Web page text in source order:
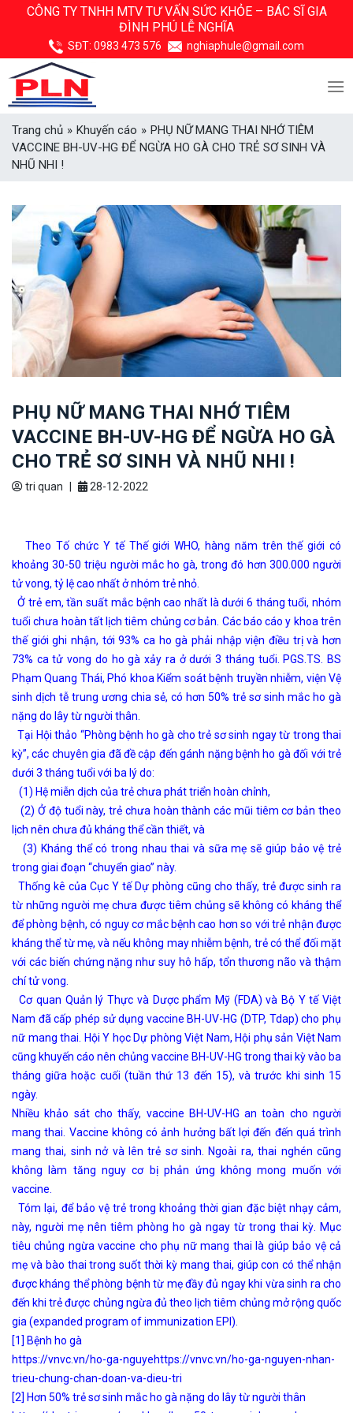
CÔNG TY TNHH MTV TƯ VẤN SỨC KHỎE – BÁC SĨ GIA
ĐÌNH PHÚ LỄ NGHĨA
SĐT: 0983 473 576 nghiaphule@gmail.com
Trang chủ » Khuyến cáo » PHỤ NỮ MANG THAI NHỚ TIÊM
VACCINE BH-UV-HG ĐỂ NGỪA HO GÀ CHO TRẺ SƠ SINH VÀ
NHŨ NHI !
PHỤ NỮ MANG THAI NHỚ TIÊM
VACCINE BH-UV-HG ĐỂ NGỪA HO GÀ
CHO TRẺ SƠ SINH VÀ NHŨ NHI !
tri quan 28-12-2022
Theo Tố chức Y tế Thế giới WHO, hàng năm trên thế giới có
khoảng 30-50 triệu người mắc ho gà, trong đó hơn 300.000 người
tử vong, tỷ lệ cao nhất ở nhóm trẻ nhỏ.
Ở trẻ em, tần suất mắc bệnh cao nhất là dưới 6 tháng tuổi, nhóm
tuổi chưa hoàn tất lịch tiêm chủng cơ bản. Các báo cáo y khoa trên
thế giới ghi nhận, tới 93% ca ho gà phải nhập viện điều trị và hơn
73% ca tử vong do ho gà xảy ra ở dưới 3 tháng tuổi. PGS.TS. BS
Phạm Quang Thái, Phó khoa Kiểm soát bệnh truyền nhiễm, viện Vệ
sinh dịch tễ trung ương chia sẻ, có hơn 50% trẻ sơ sinh mắc ho gà
nặng do lây từ người thân.
Tại Hội thảo “Phòng bệnh ho gà cho trẻ sơ sinh ngay từ trong thai
kỳ”, các chuyên gia đã đề cập đến gánh nặng bệnh ho gà đối với trẻ
dưới 3 tháng tuổi với ba lý do:
(1) Hệ miễn dịch của trẻ chưa phát triển hoàn chỉnh,
(2) Ở độ tuổi này, trẻ chưa hoàn thành các mũi tiêm cơ bản theo
lịch nên chưa đủ kháng thể cần thiết, và
(3) Kháng thể có trong nhau thai và sữa mẹ sẽ giúp bảo vệ trẻ
trong giai đoạn “chuyển giao” này.
Thống kê của Cục Y tế Dự phòng cũng cho thấy, trẻ được sinh ra
từ những người mẹ chưa được tiêm chủng sẽ không có kháng thể
để phòng bệnh, có nguy cơ mắc bệnh cao hơn so với trẻ nhận được
kháng thể từ mẹ, và nếu không may nhiễm bệnh, trẻ có thể đối mặt
với các biến chứng nặng như suy hô hấp, tổn thương não và thậm
chí tử vong.
Cơ quan Quản lý Thực và Dược phẩm Mỹ (FDA) và Bộ Y tế Việt
Nam đã cấp phép sử dụng vaccine BH-UV-HG (DTP, Tdap) cho phụ
nữ mang thai. Hội Y học Dự phòng Việt Nam, Hội phụ sản Việt Nam
cũng khuyến cáo nên chủng vaccine BH-UV-HG trong thai kỳ vào ba
tháng giữa hoặc cuối (tuần thứ 13 đến 15), và trước khi sinh 15
ngày.
Nhiều khảo sát cho thấy, vaccine BH-UV-HG an toàn cho người
mang thai. Vaccine không có ảnh hưởng bất lợi đến đến quá trình
mang thai, sinh nở và lên trẻ sơ sinh. Ngoài ra, thai nghén cũng
không làm tăng nguy cơ bị phản ứng không mong muốn với
vaccine.
Tóm lại, để bảo vệ trẻ trong khoảng thời gian đặc biệt nhạy cảm,
này, người mẹ nên tiêm phòng ho gà ngay từ trong thai kỳ. Mục
tiêu chủng ngừa vaccine cho phụ nữ mang thai là giúp bảo vệ cả
mẹ và bào thai trong suốt thời kỳ mang thai, giúp con có thể nhận
được kháng thể phòng bệnh từ mẹ đầy đủ ngay khi vừa sinh ra cho
đến khi trẻ được chủng ngừa đủ theo lịch tiêm chủng mở rộng quốc
gia (expanded program of immunization EPI).
[1] Bệnh ho gà
https://vnvc.vn/ho-ga-nguyehttps://vnvc.vn/ho-ga-nguyen-nhan-
trieu-chung-chan-doan-va-dieu-tri
[2] Hơn 50% trẻ sơ sinh mắc ho gà nặng do lây từ người thân